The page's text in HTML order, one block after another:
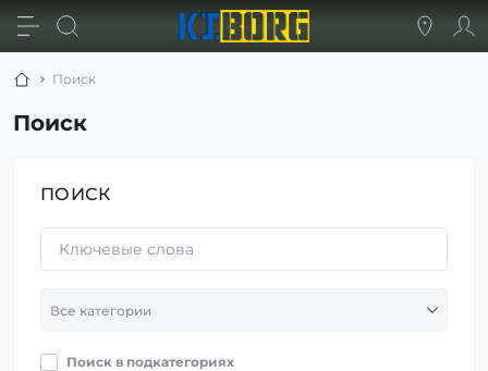
Поиск
Поиск
ПОИСК
Поиск в подкатегориях